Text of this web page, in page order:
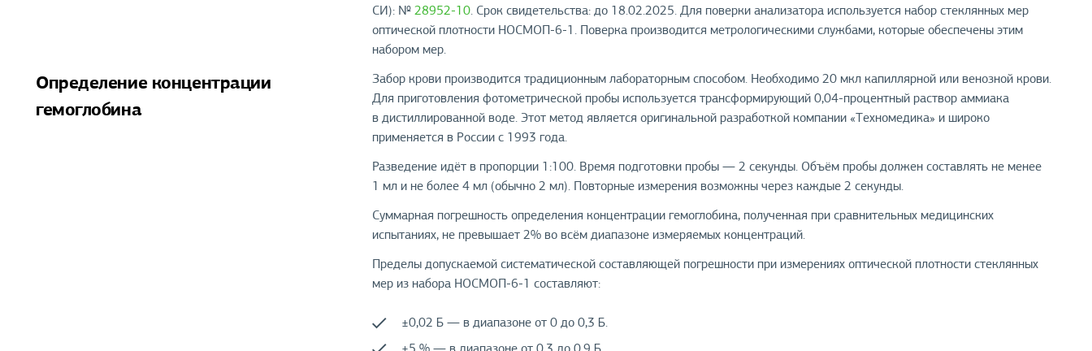
СИ): №28952-10. Срок свидетельства: до 18.02.2025. Для поверки анализатора используется набор стеклянных мер
оптической плотности НОСМОП-6-1. Поверка производится метрологическими службами, которые обеспечены этим
набором мер.
Определение концентрации
гемоглобина
Забор крови производится традиционным лабораторным способом. Необходимо 20 мкл капиллярной или венозной крови.
Для приготовления фотометрической пробы используется трансформирующий 0,04-процентный раствор аммиака
в дистиллированной воде. Этот метод является оригинальной разработкой компании «Техномедика» и широко
применяется в России с 1993 года.
Разведение идёт в пропорции 1:100. Время подготовки пробы — 2 секунды. Объём пробы должен составлять не менее
1 мл и не более 4 мл (обычно 2 мл). Повторные измерения возможны через каждые 2 секунды.
Суммарная погрешность определения концентрации гемоглобина, полученная при сравнительных медицинских
испытаниях, не превышает 2% во всём диапазоне измеряемых концентраций.
Пределы допускаемой систематической составляющей погрешности при измерениях оптической плотности стеклянных
мер из набора НОСМОП-6-1 составляют:
±0,02 Б — в диапазоне от 0 до 0,3 Б.